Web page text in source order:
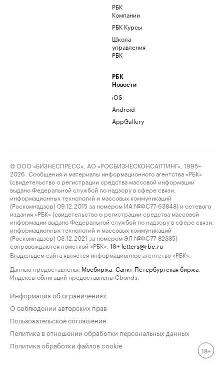
РБК
Компании
РБК Курсы
Школа
управления
РБК
РБК
Новости
iOS
Android
AppGallery
© ООО «БИЗНЕСПРЕСС», АО «РОСБИЗНЕСКОНСАЛТИНГ», 1995–
2026. Сообщения и материалы информационного агентства «РБК»
(свидетельство о регистрации средства массовой информации
выдано Федеральной службой по надзору в сфере связи,
информационных технологий и массовых коммуникаций
(Роскомнадзор) 09.12.2015 за номером ИА №ФС77-63848) и сетевого
издания «РБК» (свидетельство о регистрации средства массовой
информации выдано Федеральной службой по надзору в сфере связи,
информационных технологий и массовых коммуникаций
(Роскомнадзор) 03.12.2021 за номером ЭЛ №ФС77-82385)
сопровождаются пометкой «РБК».
18+ letters@rbc.ru
Владельцем сайта является информационное агентство «РБК».
Данные предоставлены: Мосбиржа Санкт-Петербургская биржа
Индексы облигаций предоставлены Cbonds.
Информация об ограничениях
О соблюдении авторских прав
Пользовательское соглашение
Политика в отношении обработки персональных данных
Политика обработки файлов cookie
18+